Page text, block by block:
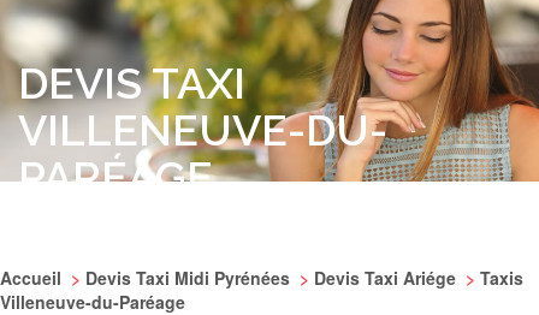
DEVIS TAXI
VILLENEUVE-DU-
PARÉAGE
Accueil > Devis Taxi Midi Pyrénées > Devis Taxi Ariége > Taxis
Villeneuve-du-Paréage